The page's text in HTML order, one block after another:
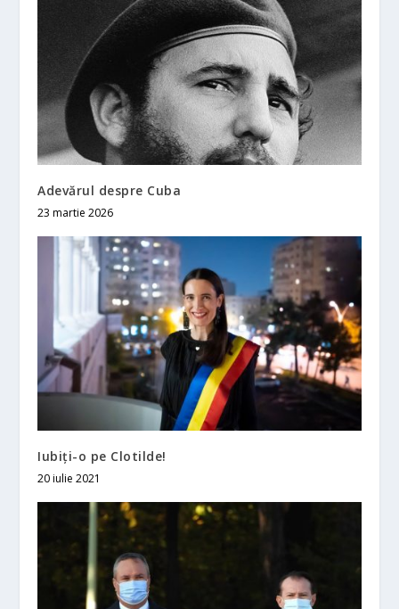
Adevărul despre Cuba
23 martie 2026
Iubiţi-o pe Clotilde!
20 iulie 2021